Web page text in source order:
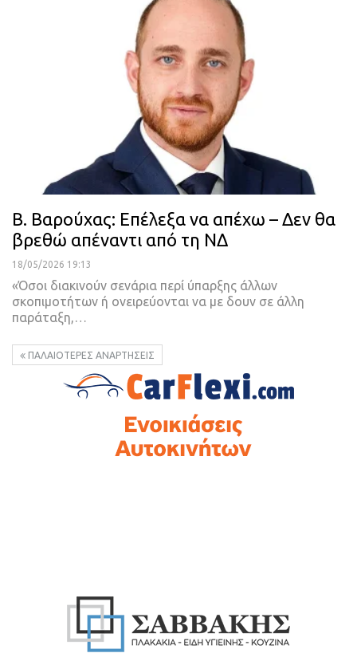
Β. Βαρούχας: Επέλεξα να απέχω – Δεν θα
βρεθώ απέναντι από τη ΝΔ
18/05/2026 19:13
«Όσοι διακινούν σενάρια περί ύπαρξης άλλων
σκοπιμοτήτων ή ονειρεύονται να με δουν σε άλλη
παράταξη,…
ΠΑΛΑΙΌΤΕΡΕΣ ΑΝΑΡΤΉΣΕΙΣ